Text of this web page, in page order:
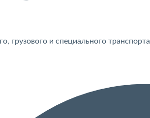
грузового и специального транспорта